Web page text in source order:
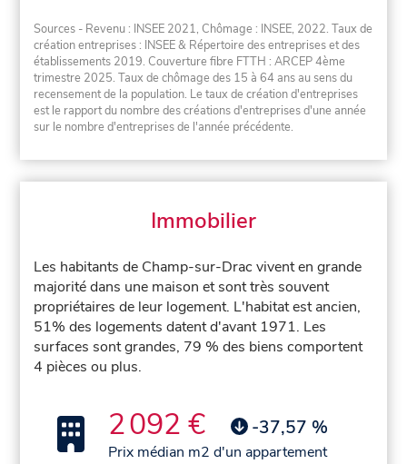
Sources - Revenu : INSEE 2021, Chômage : INSEE, 2022. Taux de
création entreprises : INSEE & Répertoire des entreprises et des
établissements 2019. Couverture fibre FTTH : ARCEP 4ème
trimestre 2025. Taux de chômage des 15 à 64 ans au sens du
recensement de la population. Le taux de création d'entreprises
est le rapport du nombre des créations d'entreprises d'une année
sur le nombre d'entreprises de l'année précédente.
Immobilier
Les habitants de Champ-sur-Drac vivent en grande
majorité dans une maison et sont très souvent
propriétaires de leur logement. L'habitat est ancien,
51% des logements datent d'avant 1971. Les
surfaces sont grandes, 79 % des biens comportent
4 pièces ou plus.
2 092 € -37,57 %
Prix médian m2 d'un appartement